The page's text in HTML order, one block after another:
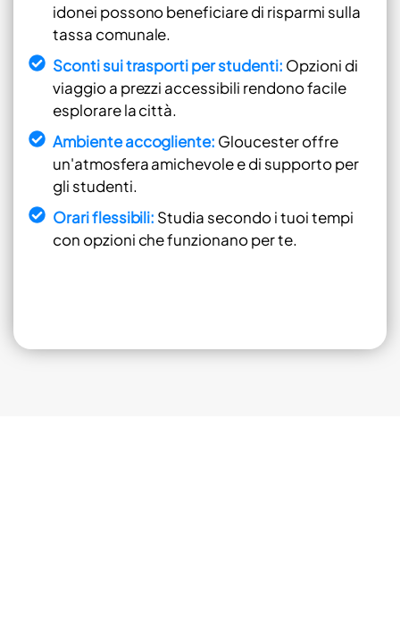
idonei possono beneficiare di risparmi sulla
tassa comunale.
Sconti sui trasporti per studenti: Opzioni di
viaggio a prezzi accessibili rendono facile
esplorare la città.
Ambiente accogliente: Gloucester offre
un'atmosfera amichevole e di supporto per
gli studenti.
Orari flessibili: Studia secondo i tuoi tempi
con opzioni che funzionano per te.